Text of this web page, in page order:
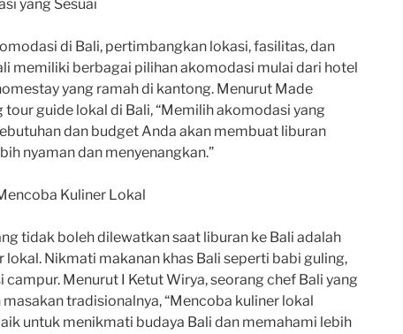
yang Sesuai
di Bali, pertimbangkan lokasi, fasilitas, dan
memiliki berbagai pilihan akomodasi mulai dari hotel
yang ramah di kantong. Menurut Made
tour guide lokal di Bali, “Memilih akomodasi yang
dan budget Anda akan membuat liburan
nyaman dan menyenangkan.”
Kuliner Lokal
tidak boleh dilewatkan saat liburan ke Bali adalah
lokal. Nikmati makanan khas Bali seperti babi guling,
campur. Menurut I Ketut Wirya, seorang chef Bali yang
tradisionalnya, “Mencoba kuliner lokal
untuk menikmati budaya Bali dan memahami lebih